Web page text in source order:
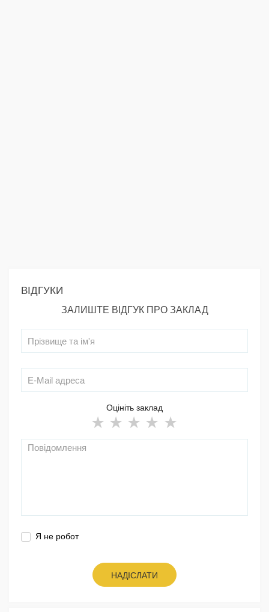
ВІДГУКИ
ЗАЛИШТЕ ВІДГУК ПРО ЗАКЛАД
Оцініть заклад
Я не робот
НАДІСЛАТИ